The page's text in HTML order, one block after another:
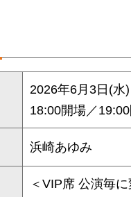
2026年6⽉3⽇(
18:00開場／
浜崎あゆみ
＜VIP席 公演毎